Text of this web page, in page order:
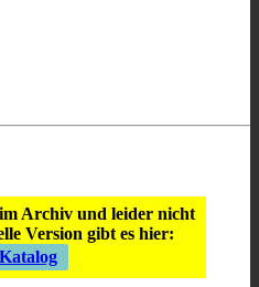
Archiv und leider nicht
Version gibt es hier: